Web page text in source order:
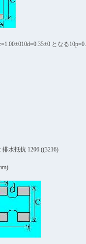
となる
水抵抗 1206 ((3216)